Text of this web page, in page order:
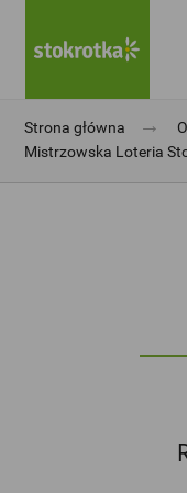
Strona główna →
Mistrzowska Loteria